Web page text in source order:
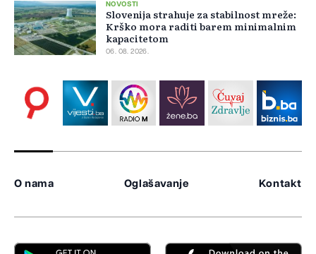
NOVOSTI
Slovenija strahuje za stabilnost mreže:
Krško mora raditi barem minimalnim
kapacitetom
06. 08. 2026.
O nama Oglašavanje Kontakt